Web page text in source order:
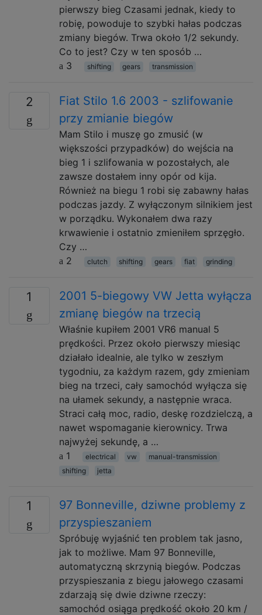
pierwszy bieg Czasami jednak, kiedy to
robię, powoduje to szybki hałas podczas
zmiany biegów. Trwa około 1/2 sekundy.
Co to jest? Czy w ten sposób …
3
shifting gears transmission
2
Fiat Stilo 1.6 2003 - szlifowanie
przy zmianie biegów
Mam Stilo i muszę go zmusić (w
większości przypadków) do wejścia na
bieg 1 i szlifowania w pozostałych, ale
zawsze dostałem inny opór od kija.
Również na biegu 1 robi się zabawny hałas
podczas jazdy. Z wyłączonym silnikiem jest
w porządku. Wykonałem dwa razy
krwawienie i ostatnio zmieniłem sprzęgło.
Czy …
2
clutch shifting gears fiat grinding
1
2001 5-biegowy VW Jetta wyłącza
zmianę biegów na trzecią
Właśnie kupiłem 2001 VR6 manual 5
prędkości. Przez około pierwszy miesiąc
działało idealnie, ale tylko w zeszłym
tygodniu, za każdym razem, gdy zmieniam
bieg na trzeci, cały samochód wyłącza się
na ułamek sekundy, a następnie wraca.
Straci całą moc, radio, deskę rozdzielczą, a
nawet wspomaganie kierownicy. Trwa
najwyżej sekundę, a …
1
electrical vw
manual-transmission
shifting
jetta
1
97 Bonneville, dziwne problemy z
przyspieszaniem
Spróbuję wyjaśnić ten problem tak jasno,
jak to możliwe. Mam 97 Bonneville,
automatyczną skrzynią biegów. Podczas
przyspieszania z biegu jałowego czasami
zdarzają się dwie dziwne rzeczy:
samochód osiąga prędkość około 20 km /